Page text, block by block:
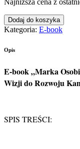
Najniższa cena z
Dodaj do koszyka
Kategoria: E-book
Opis
E-book „Marka
Wizji do Rozwoju
SPIS TREŚCI: